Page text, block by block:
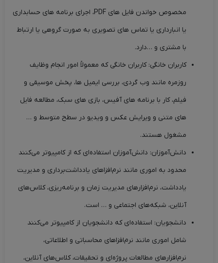
مخصوص خواندن فایل های PDF، اجرای برنامه های حسابداری
یا انبارداری یا تماس های تصویری به صورت گروهی یا ارتباط
با مشتری و …دارد.
کاربران خانگی: کاربران خانگی که معمولاً امور انجام وظایف
روزمره مانند وب گردی، بررسی ایمیل ها، پخش موسیقی و
فیلم، کار با برنامه های آفیس، بازی های سبک، مطالعه فایل
های متنی و ویرایش عکس و ویدیو در سطح متوسط و …
مشغول هستند.
دانش‌آموزان: دانش‌آموزان استفاده‌ای که از کامپیوتر می‌کنند
محدود به اموری مانند نرم‌افزاهای یادداشت‌برداری و مدیریت
یادداشت، نرم‌افزارهای مدیریت زمان و برنامه‌ریزی، کلاس‌های
آنلاین، شبکه‌های اجتماعی و … است.
دانشجویان: استفاده‌ای که دانشجویان از کامپیوتر می‌کنند
شامل اموری مانند نرم‌افزاهای محاسباتی و اطلاعاتی،
نرم‌افزارهای مطالعات پروژه‌ای و تحقیقات، کلاس‌های آنلاین،